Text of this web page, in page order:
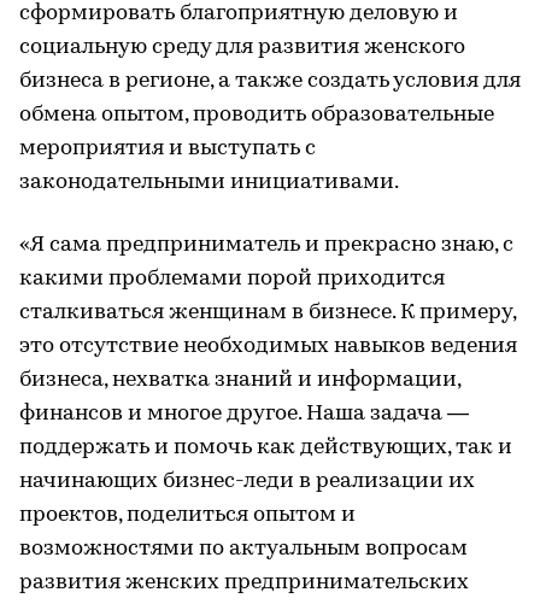
сформировать благоприятную деловую и
социальную среду для развития женского
бизнеса в регионе, а также создать условия для
обмена опытом, проводить образовательные
мероприятия и выступать с
законодательными инициативами.
«Я сама предприниматель и прекрасно знаю, с
какими проблемами порой приходится
сталкиваться женщинам в бизнесе. К примеру,
это отсутствие необходимых навыков ведения
бизнеса, нехватка знаний и информации,
финансов и многое другое. Наша задача —
поддержать и помочь как действующих, так и
начинающих бизнес-леди в реализации их
проектов, поделиться опытом и
возможностями по актуальным вопросам
развития женских предпринимательских